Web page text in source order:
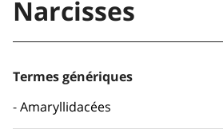
Narcisses
Termes génériques
Amaryllidacées